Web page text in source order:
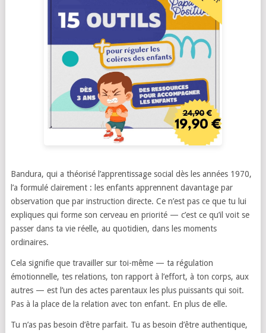
Bandura, qui a théorisé l’apprentissage social dès les années 1970,
l’a formulé clairement : les enfants apprennent davantage par
observation que par instruction directe. Ce n’est pas ce que tu lui
expliques qui forme son cerveau en priorité — c’est ce qu’il voit se
passer dans ta vie réelle, au quotidien, dans les moments
ordinaires.
Cela signifie que travailler sur toi-même — ta régulation
émotionnelle, tes relations, ton rapport à l’effort, à ton corps, aux
autres — est l’un des actes parentaux les plus puissants qui soit.
Pas à la place de la relation avec ton enfant. En plus de elle.
Tu n’as pas besoin d’être parfait. Tu as besoin d’être authentique,